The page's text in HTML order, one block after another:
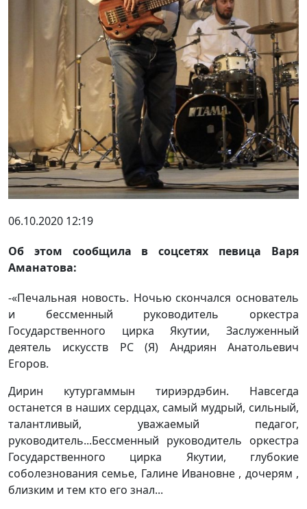
06.10.2020 12:19
Об этом сообщила в соцсетях певица Варя
Аманатова:
-«Печальная новость. Ночью скончался основатель
и бессменный руководитель оркестра
Государственного цирка Якутии, Заслуженный
деятель искусств РС (Я) Андриян Анатольевич
Егоров.
Дирин кутургаммын тириэрдэбин. Навсегда
останется в наших сердцах, самый мудрый, сильный,
талантливый, уважаемый педагог,
руководитель...Бессменный руководитель оркестра
Государственного цирка Якутии, глубокие
соболезнования семье, Галине Ивановне , дочерям ,
близким и тем кто его знал...